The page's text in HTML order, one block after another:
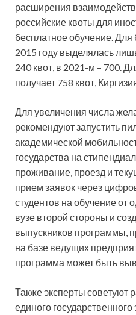
расширения
российские квоты для
бесплатное обучение. Для
2015 году выделялась
240 квот, в 2021-м – 700.
получает 758 квот,
Для увеличения числа
рекомендуют запустить
академической
государства на
проживание, проезд и
прием заявок через
студентов на обучение от
вузе второй стороны и
выпускников программы,
на базе ведущих
программа может быть
Также эксперты советуют
единого